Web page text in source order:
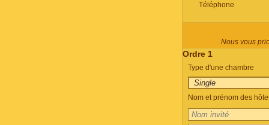
Téléphone
Nous vous
Ordre 1
Type d'une chambre
Nom et prénom des